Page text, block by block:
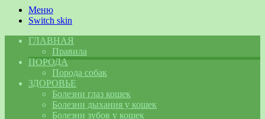
Меню
Switch skin
ГЛАВНАЯ
Правила
ПОРОДА
Порода собак
ЗДОРОВЬЕ
Болезни глаз кошек
Болезни дыхания у кошек
Болезни зубов у кошек